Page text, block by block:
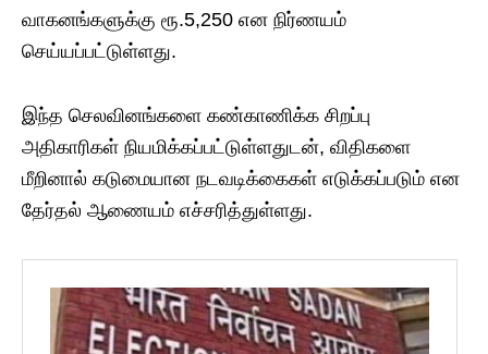
வாகனங்களுக்கு ரூ.5,250 என நிர்ணயம்
செய்யப்பட்டுள்ளது.
இந்த செலவினங்களை கண்காணிக்க சிறப்பு
அதிகாரிகள் நியமிக்கப்பட்டுள்ளதுடன், விதிகளை
மீறினால் கடுமையான நடவடிக்கைகள் எடுக்கப்படும் என
தேர்தல் ஆணையம் எச்சரித்துள்ளது.